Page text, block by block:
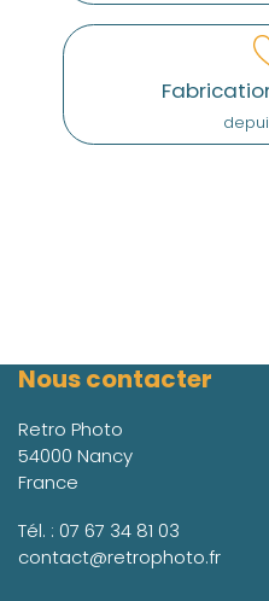
Nous contacter
Retro Photo
54000 Nancy
France
Tél. : 07 67 34 81 03
contact@retrophoto.fr